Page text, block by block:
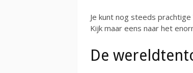
Je kunt nog steeds
Kijk maar eens naar het
De